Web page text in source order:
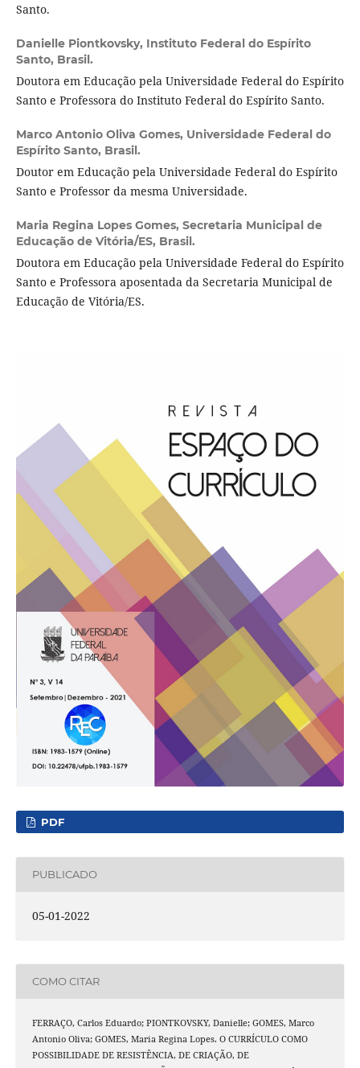
Santo.
Danielle Piontkovsky, Instituto Federal do Espírito
Santo, Brasil.
Doutora em Educação pela Universidade Federal do Espírito
Santo e Professora do Instituto Federal do Espírito Santo.
Marco Antonio Oliva Gomes, Universidade Federal do
Espírito Santo, Brasil.
Doutor em Educação pela Universidade Federal do Espírito
Santo e Professor da mesma Universidade.
Maria Regina Lopes Gomes, Secretaria Municipal de
Educação de Vitória/ES, Brasil.
Doutora em Educação pela Universidade Federal do Espírito
Santo e Professora aposentada da Secretaria Municipal de
Educação de Vitória/ES.
PDF
PUBLICADO
05-01-2022
COMO CITAR
FERRAÇO, Carlos Eduardo; PIONTKOVSKY, Danielle; GOMES, Marco
Antonio Oliva; GOMES, Maria Regina Lopes. O CURRÍCULO COMO
POSSIBILIDADE DE RESISTÊNCIA, DE CRIAÇÃO, DE